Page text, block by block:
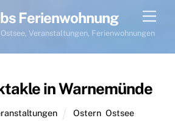
Ferienwohnung
Veranstaltungen, Ferienwohnungen
in Warnemünde
Ostern, Ostsee,